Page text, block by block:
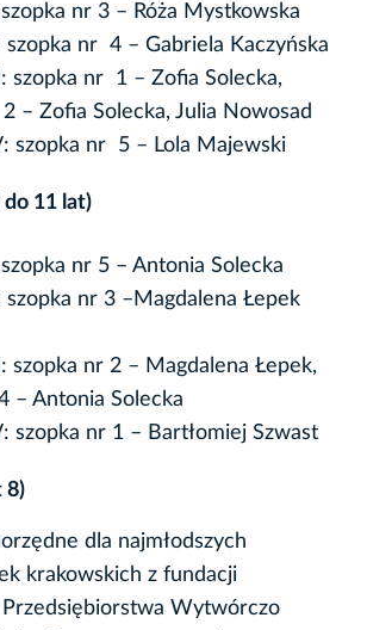
nr 3 – Róża Mystkowska
szopka nr 4 – Gabriela Kaczyńska
szopka nr 1 – Zofia Solecka,
– Zofia Solecka, Julia Nowosad
szopka nr 5 – Lola Majewski
do 11 lat)
nr 5 – Antonia Solecka
szopka nr 3 –Magdalena Łepek
szopka nr 2 – Magdalena Łepek,
– Antonia Solecka
szopka nr 1 – Bartłomiej Szwast
8)
dla najmłodszych
krakowskich z fundacji
Przedsiębiorstwa Wytwórczo